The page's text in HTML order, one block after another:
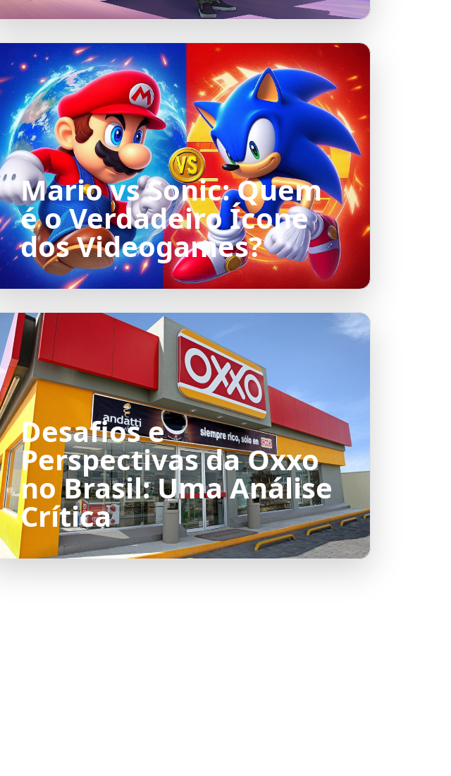
Mario vs Sonic: Quem
é o Verdadeiro Ícone
dos Videogames?
Desafios e
Perspectivas da Oxxo
no Brasil: Uma Análise
Crítica